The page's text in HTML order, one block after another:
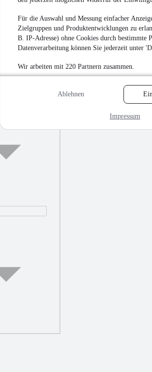
Für die Auswahl und Messung einfacher
Zielgruppen und Produktentwicklungen zu
B. IP-Adresse) ohne Cookies durch bestimmte
Datenverarbeitung können Sie jederzeit unter
Wir arbeiten mit 220 Partnern zusammen.
Ablehnen
Impressum